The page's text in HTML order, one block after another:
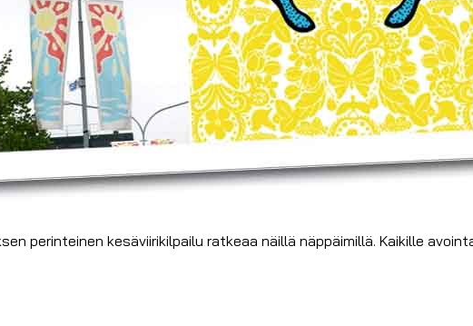
perinteinen kesäviirikilpailu ratkeaa näillä näppäimillä. Kaikille